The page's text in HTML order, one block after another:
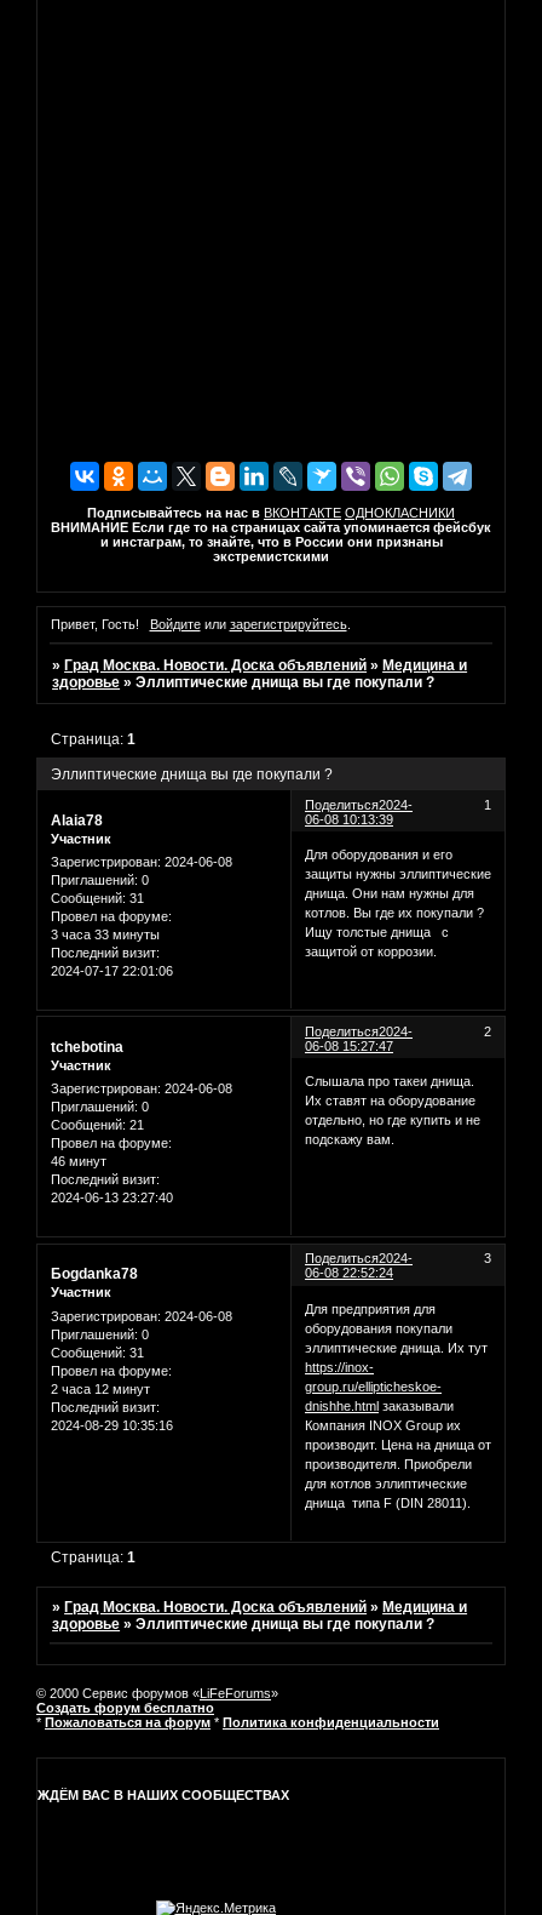
Подписывайтесь на нас в ВКОНТАКТЕ ОДНОКЛАСНИКИ
ВНИМАНИЕ Если где то на страницах сайта упоминается фейсбук
и инстаграм, то знайте, что в России они признаны
экстремистскими
Привет, Гость! Войдитеили зарегистрируйтесь.
» Град Москва. Новости. Доска объявлений » Медицина и
здоровье »Эллиптические днища вы где покупали ?
Эллиптические днища вы где покупали ?
Страница:1
Поделиться 1
2024-
06-08 10:13:39
Аlaia78
Участник
Зарегистрирован: 2024-06-08
Приглашений: 0
Сообщений: 31
Провел на форуме:
3 часа 33 минуты
Последний визит:
2024-07-17 22:01:06
Для оборудования и его
защиты нужны эллиптические
днища. Они нам нужны для
котлов. Вы где их покупали ?
Ищу толстые днища с
защитой от коррозии.
Поделиться 2
2024-
06-08 15:27:47
tchebotina
Участник
Зарегистрирован: 2024-06-08
Приглашений: 0
Сообщений: 21
Провел на форуме:
46 минут
Последний визит:
2024-06-13 23:27:40
Слышала про такеи днища.
Их ставят на оборудование
отдельно, но где купить и не
подскажу вам.
Поделиться 3
2024-
06-08 22:52:24
Бogdanka78
Участник
Зарегистрирован: 2024-06-08
Приглашений: 0
Сообщений: 31
Провел на форуме:
2 часа 12 минут
Последний визит:
2024-08-29 10:35:16
Для предприятия для
оборудования покупали
эллиптические днища. Их тут
https://inox-
group.ru/ellipticheskoe-
dnishhe.html заказывали
Компания INOX Group их
производит. Цена на днища от
производителя. Приобрели
для котлов эллиптические
днища типа F (DIN 28011).
Страница:1
» Град Москва. Новости. Доска объявлений » Медицина и
здоровье »Эллиптические днища вы где покупали ?
© 2000 Сервис форумов «LiFeForums»
Создать форум бесплатно
* Пожаловаться на форум * Политика конфиденциальности
ЖДЁМ ВАС В НАШИХ СООБЩЕСТВАХ